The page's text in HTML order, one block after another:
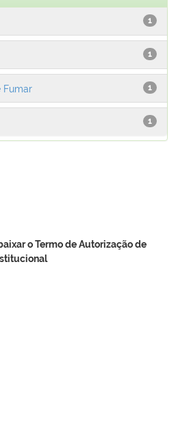
1
1
1
Fumar
1
o Termo de Autorização de